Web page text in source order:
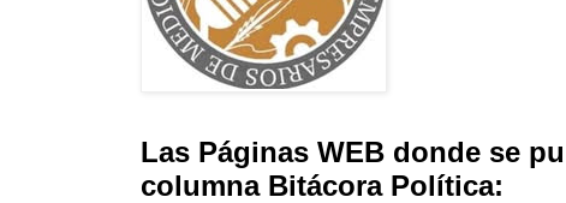
Las Páginas WEB donde se
columna Bitácora Política: